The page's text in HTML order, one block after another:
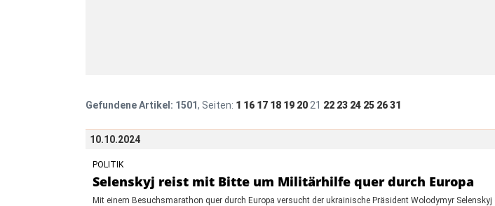
Gefundene Artikel: 1501, Seiten: 1 16 17 18 19 20 21 22 23 24 25 2631
10.10.2024
POLITIK
Selenskyj reist mit Bitte um Militärhilfe quer durch Europa
Mit einem Besuchsmarathon quer durch Europa versucht der ukrainische Präsident Wolodymyr